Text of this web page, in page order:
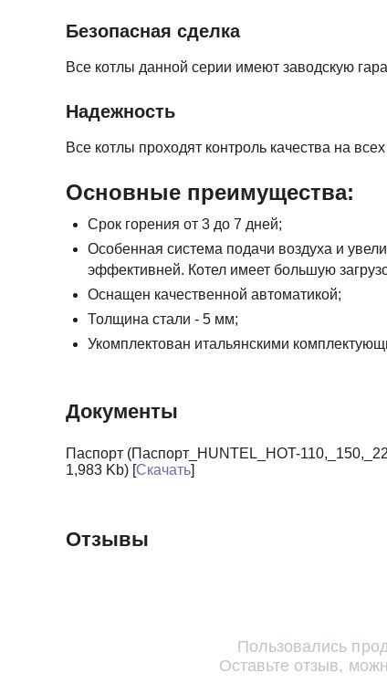
Безопасная сделка
Все котлы данной серии имеют заводскую
Надежность
Все котлы проходят контроль качества на
Основные преимущества:
Срок горения от 3 до 7 дней;
Особенная система подачи воздуха и
эффективней. Котел имеет большую
Оснащен качественной автоматикой;
Толщина стали - 5 мм;
Укомплектован итальянскими
Документы
Паспорт (Паспорт_HUNTEL_HOT-
1,983 Kb) [Скачать]
Отзывы
Пользовались
Оставьте отзыв,